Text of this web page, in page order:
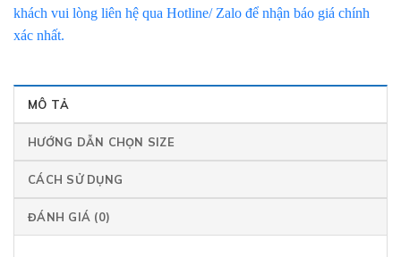
khách vui lòng liên hệ qua Hotline/ Zalo để nhận báo giá chính
xác nhất.
MÔ TẢ
HƯỚNG DẪN CHỌN SIZE
CÁCH SỬ DỤNG
ĐÁNH GIÁ (0)